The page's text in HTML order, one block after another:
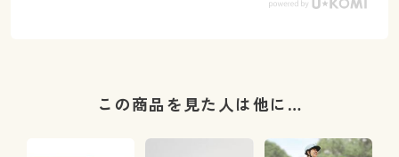
この商品を見た人は他に…